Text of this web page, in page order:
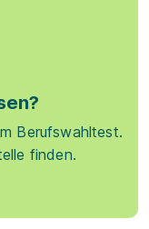
Berufswahltest.
finden.